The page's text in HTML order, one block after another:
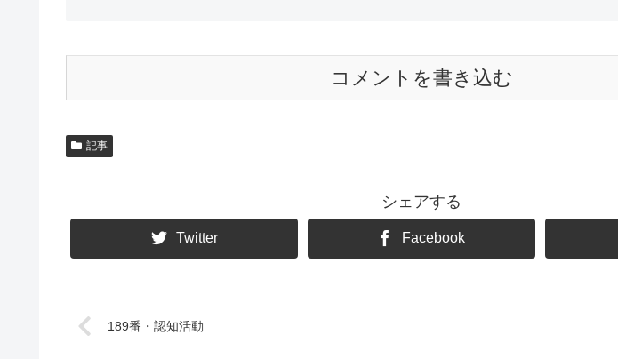
コメントを書き込む
記事
シェアする
Twitter Facebook
189番・認知活動